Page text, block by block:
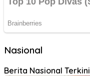
Nasional
Berita Nasional Terkini